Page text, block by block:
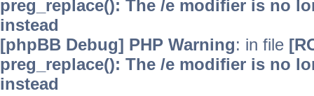
preg_replace(): The /e modifier is no
instead
[phpBB Debug] PHP Warning: in file
preg_replace(): The /e modifier is no
instead